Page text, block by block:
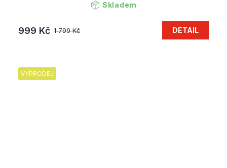
Skladem
1 799 Kč
999 Kč DETAIL
VÝPRODEJ